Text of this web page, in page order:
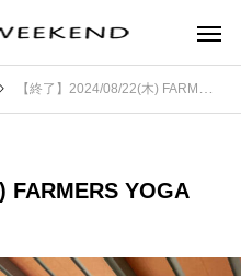
【終了】2024/08/22(木) FARMERS YOGA
FARMERS YOGA